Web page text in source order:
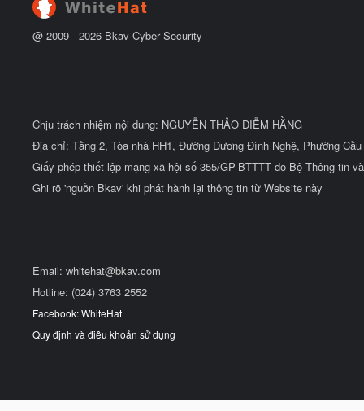
@ 2009 - 2026 Bkav Cyber Security
Chịu trách nhiệm nội dung: NGUYỄN THẢO DIỄM HẰNG
Địa chỉ: Tầng 2, Tòa nhà HH1, Đường Dương Đình Nghệ, Phường
Giấy phép thiết lập mạng xã hội số 355/GP-BTTTT do Bộ Thông tin
Ghi rõ 'nguồn Bkav' khi phát hành lại thông tin từ Website này
Email: whitehat@bkav.com
Hotline: (024) 3763 2552
Facebook: WhiteHat
Quy định và điều khoản sử dụng